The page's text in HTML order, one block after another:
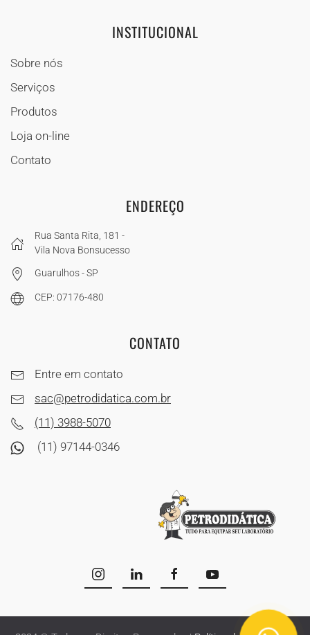
INSTITUCIONAL
Sobre nós
Serviços
Produtos
Loja on-line
Contato
ENDEREÇO
Rua Santa Rita, 181 -
Vila Nova Bonsucesso
Guarulhos - SP
CEP: 07176-480
CONTATO
Entre em contato
sac@petrodidatica.com.br
(11) 3988-5070
(11) 97144-0346